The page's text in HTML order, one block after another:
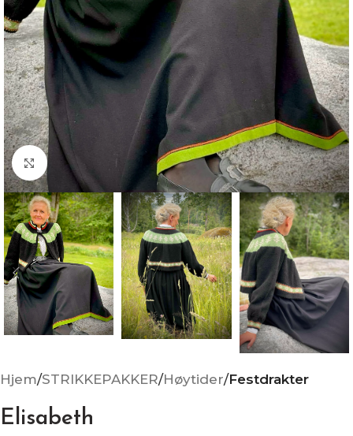
Click to enlarge
Hjem STRIKKEPAKKER Høytider Festdrakter
Elisabeth